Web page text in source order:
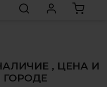
, ЦЕНА И